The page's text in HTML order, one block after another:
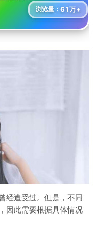
浏览量：61万+
经遭受过。但是，不同
因此需要根据具体情况